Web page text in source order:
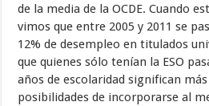
de la media de la OCDE. Cuando
vimos que entre 2005 y 2011 se
12% de desempleo en titulados
que quienes sólo tenían la ESO
años de escolaridad significan
posibilidades de incorporarse al